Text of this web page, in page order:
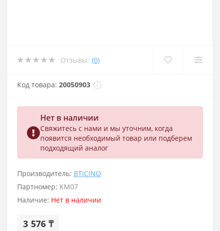
Отзывы: (0)
Код товара: 20050903
Нет в наличии
Свяжитесь с нами и мы уточним, когда
появится необходимый товар или подберем
подходящий аналог
Производитель: BTICINO
Партномер: KM07
Наличие: Нет в наличии
3 576 ₸